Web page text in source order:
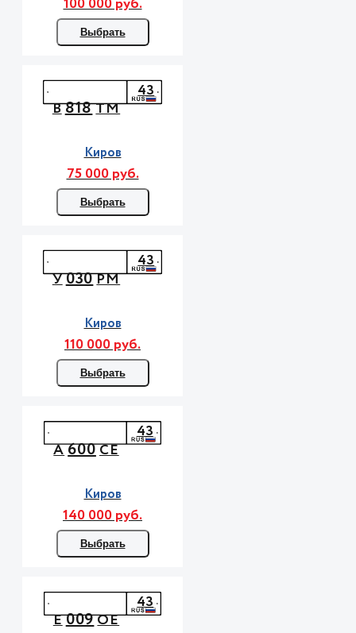
Выбрать
В818ТМ
43
Киров
75 000 руб.
Выбрать
У030РМ
43
Киров
110 000 руб.
Выбрать
А600СЕ
43
Киров
140 000 руб.
Выбрать
Е009ОЕ
43